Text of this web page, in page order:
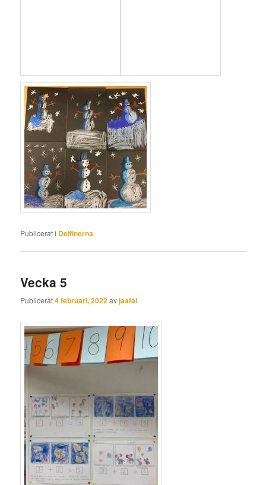
Publicerat i Delfinerna
Vecka 5
Publicerat4 februari, 2022avjaafal